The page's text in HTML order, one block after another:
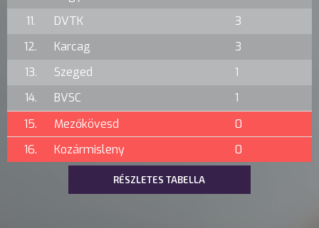
11.
DVTK
3
12.
Karcag
3
13.
Szeged
1
14.
BVSC
1
15.
Mezőkövesd
0
16.
Kozármisleny 0
RÉSZLETES TABELLA